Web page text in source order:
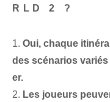
RLD 2 ?
1. Oui, chaque
des scénarios
er.
2. Les joueurs